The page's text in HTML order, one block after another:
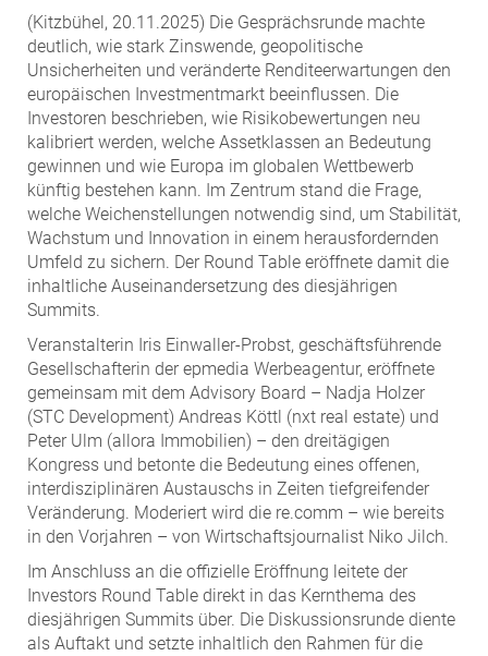
(Kitzbühel, 20.11.2025) Die Gesprächsrunde machte
deutlich, wie stark Zinswende, geopolitische
Unsicherheiten und veränderte Renditeerwartungen den
europäischen Investmentmarkt beeinflussen. Die
Investoren beschrieben, wie Risikobewertungen neu
kalibriert werden, welche Assetklassen an Bedeutung
gewinnen und wie Europa im globalen Wettbewerb
künftig bestehen kann. Im Zentrum stand die Frage,
welche Weichenstellungen notwendig sind, um Stabilität,
Wachstum und Innovation in einem herausfordernden
Umfeld zu sichern. Der Round Table eröffnete damit die
inhaltliche Auseinandersetzung des diesjährigen
Summits.
Veranstalterin Iris Einwaller-Probst, geschäftsführende
Gesellschafterin der epmedia Werbeagentur, eröffnete
gemeinsam mit dem Advisory Board – Nadja Holzer
(STC Development) Andreas Köttl (nxt real estate) und
Peter Ulm (allora Immobilien) – den dreitägigen
Kongress und betonte die Bedeutung eines offenen,
interdisziplinären Austauschs in Zeiten tiefgreifender
Veränderung. Moderiert wird die re.comm – wie bereits
in den Vorjahren – von Wirtschaftsjournalist Niko Jilch.
Im Anschluss an die offizielle Eröffnung leitete der
Investors Round Table direkt in das Kernthema des
diesjährigen Summits über. Die Diskussionsrunde diente
als Auftakt und setzte inhaltlich den Rahmen für die